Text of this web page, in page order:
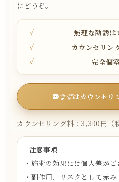
にどうぞ。
無理な勧誘は
カウンセリン
完全個
まずはカウンセリ
カウンセリング料：3,300円（
- 注意事項 -
・施術の効果には個人差がご
・副作用、リスクとして赤